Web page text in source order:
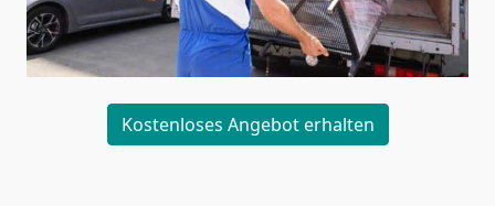
Kostenloses Angebot erhalten